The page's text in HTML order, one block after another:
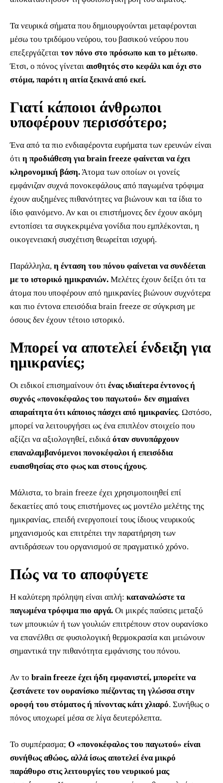
Τα νευρικά σήματα που δημιουργούνται μεταφέρονται
μέσω του τριδύμου νεύρου, του βασικού νεύρου που
επεξεργάζεται τον πόνο στο πρόσωπο και το μέτωπο.
Έτσι, ο πόνος γίνεται αισθητός στο κεφάλι και όχι στο
στόμα, παρότι η αιτία ξεκινά από εκεί.
Γιατί κάποιοι άνθρωποι
υποφέρουν περισσότερο;
Ένα από τα πιο ενδιαφέροντα ευρήματα των ερευνών είναι
ότι η προδιάθεση για brain freeze φαίνεται να έχει
κληρονομική βάση.Άτομα των οποίων οι γονείς
εμφάνιζαν συχνά πονοκεφάλους από παγωμένα τρόφιμα
έχουν αυξημένες πιθανότητες να βιώνουν και τα ίδια το
ίδιο φαινόμενο. Αν και οι επιστήμονες δεν έχουν ακόμη
εντοπίσει τα συγκεκριμένα γονίδια που εμπλέκονται, η
οικογενειακή συσχέτιση θεωρείται ισχυρή.
Παράλληλα, η ένταση του πόνου φαίνεται να συνδέεται
με το ιστορικό ημικρανιών. Μελέτες έχουν δείξει ότι τα
άτομα που υποφέρουν από ημικρανίες βιώνουν συχνότερα
και πιο έντονα επεισόδια brain freeze σε σύγκριση με
όσους δεν έχουν τέτοιο ιστορικό.
Μπορεί να αποτελεί ένδειξη για
ημικρανίες;
Οι ειδικοί επισημαίνουν ότι ένας ιδιαίτερα έντονος ή
συχνός «πονοκέφαλος του παγωτού» δεν σημαίνει
απαραίτητα ότι κάποιος πάσχει από ημικρανίες. Ωστόσο,
μπορεί να λειτουργήσει ως ένα επιπλέον στοιχείο που
αξίζει να αξιολογηθεί, ειδικά όταν συνυπάρχουν
επαναλαμβανόμενοι πονοκέφαλοι ή επεισόδια
ευαισθησίας στο φως και στους ήχους.
Μάλιστα, το brain freeze έχει χρησιμοποιηθεί επί
δεκαετίες από τους επιστήμονες ως μοντέλο μελέτης της
ημικρανίας, επειδή ενεργοποιεί τους ίδιους νευρικούς
μηχανισμούς και επιτρέπει την παρατήρηση των
αντιδράσεων του οργανισμού σε πραγματικό χρόνο.
Πώς να το αποφύγετε
Η καλύτερη πρόληψη είναι απλή: καταναλώστε τα
παγωμένα τρόφιμα πιο αργά. Οι μικρές παύσεις μεταξύ
των μπουκιών ή των γουλιών επιτρέπουν στον ουρανίσκο
να επανέλθει σε φυσιολογική θερμοκρασία και μειώνουν
σημαντικά την πιθανότητα εμφάνισης του πόνου.
Αν το brain freeze έχει ήδη εμφανιστεί, μπορείτε να
ζεστάνετε τον ουρανίσκο πιέζοντας τη γλώσσα στην
οροφή του στόματος ή πίνοντας κάτι χλιαρό. Συνήθως ο
πόνος υποχωρεί μέσα σε λίγα δευτερόλεπτα.
Το συμπέρασμα; Ο «πονοκέφαλος του παγωτού» είναι
συνήθως αθώος, αλλά ίσως αποτελεί ένα μικρό
παράθυρο στις λειτουργίες του νευρικού μας